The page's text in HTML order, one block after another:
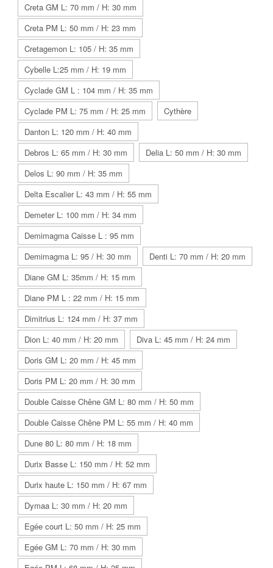
Creta GM L: 70 mm / H: 30 mm
Creta PM L: 50 mm / H: 23 mm
Cretagemon L: 105 / H: 35 mm
Cybelle L:25 mm / H: 19 mm
Cyclade GM L : 104 mm / H: 35 mm
Cyclade PM L: 75 mm / H: 25 mm
Cythère
Danton L: 120 mm / H: 40 mm
Debros L: 65 mm / H: 30 mm
Delia L: 50 mm / H: 30 mm
Delos L: 90 mm / H: 35 mm
Delta Escalier L: 43 mm / H: 55 mm
Demeter L: 100 mm / H: 34 mm
Demimagma Caisse L : 95 mm
Demimagma L: 95 / H: 30 mm
Denti L: 70 mm / H: 20 mm
Diane GM L: 35mm / H: 15 mm
Diane PM L : 22 mm / H: 15 mm
Dimitrius L: 124 mm / H: 37 mm
Dion L: 40 mm / H: 20 mm
Diva L: 45 mm / H: 24 mm
Doris GM L: 20 mm / H: 45 mm
Doris PM L: 20 mm / H: 30 mm
Double Caisse Chêne GM L: 80 mm / H: 50 mm
Double Caisse Chêne PM L: 55 mm / H: 40 mm
Dune 80 L: 80 mm / H: 18 mm
Durix Basse L: 150 mm / H: 52 mm
Durix haute L: 150 mm / H: 67 mm
Dymaa L: 30 mm / H: 20 mm
Egée court L: 50 mm / H: 25 mm
Egée GM L: 70 mm / H: 30 mm